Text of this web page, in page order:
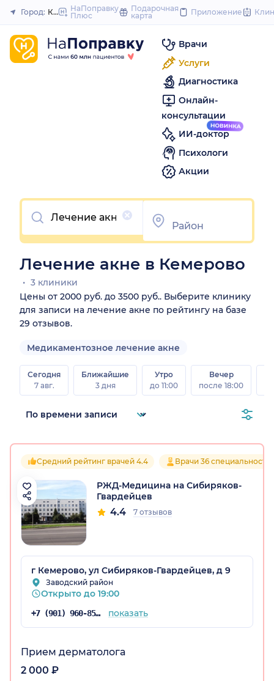
to
Закрыть
Город: КемеровоНаПоправку
Плюс
Подарочная
карта
Приложение
Врачи
Услуги
Диагностика
Онлайн-
консультации
ИИ-доктор
Психологи
Акции
Очистить
Лечение акне в Кемерово
3 клиники
Цены от 2000 руб. до 3500 руб.. Выберите клинику
для записи на лечение акне по рейтингу на базе
29 отзывов.
Медикаментозное лечение акне
Сегодня
7 авг.
Ближайшие
3 дня
Утро
до 11:00
Вечер
после 18:00
Средний рейтинг врачей 4.4 Врачи 36
РЖД-Медицина на Сибиряков-
Гвардейцев
4.4 7 отзывов
г Кемерово, ул Сибиряков-Гвардейцев, д 9
Заводский район
Открыто до 19:00
+7 (901) 960-85-27 показать
Прием дерматолога
2 000 ₽